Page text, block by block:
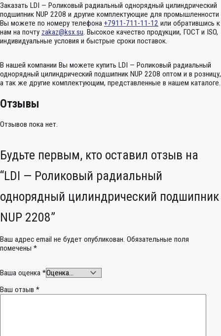
Заказать LDI — Роликовый радиальный однорядный цилиндрический
подшипник NUP 2208 и другие комплектующие для промышленности
Вы можете по номеру телефона +7911-711-11-12 или обратившись к
нам на почту zakaz@ksx.su. Высокое качество продукции, ГОСТ и ISO,
индивидуальные условия и быстрые сроки поставок.
В нашей компании Вы можете купить LDI — Роликовый радиальный
однорядный цилиндрический подшипник NUP 2208 оптом и в розницу,
а так же другие комплектующим, представленные в нашем каталоге.
Отзывы
Отзывов пока нет.
Будьте первым, кто оставил отзыв на
“LDI — Роликовый радиальный
однорядный цилиндрический подшипник
NUP 2208”
Ваш адрес email не будет опубликован. Обязательные поля
помечены *
Ваша оценка *
Ваш отзыв *